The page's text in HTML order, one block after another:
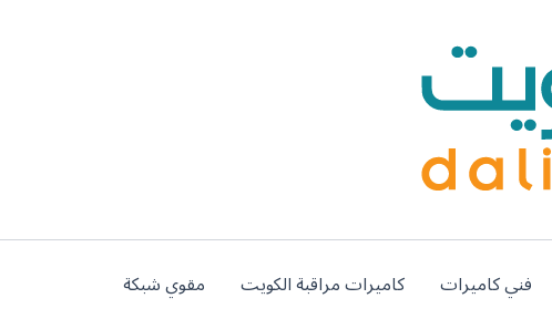
فني كاميرات كاميرات مراقبة الكويت مقوي شبكة